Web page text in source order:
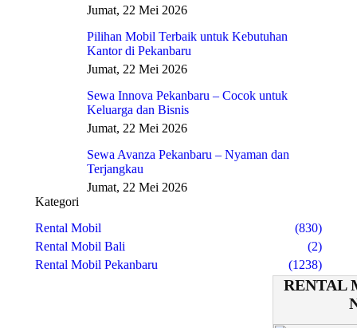
Jumat, 22 Mei 2026
Pilihan Mobil Terbaik untuk Kebutuhan
Kantor di Pekanbaru
Jumat, 22 Mei 2026
Sewa Innova Pekanbaru – Cocok untuk
Keluarga dan Bisnis
Jumat, 22 Mei 2026
Sewa Avanza Pekanbaru – Nyaman dan
Terjangkau
Jumat, 22 Mei 2026
Kategori
Rental Mobil
(830)
Rental Mobil Bali
(2)
Rental Mobil Pekanbaru
(1238)
RENTAL